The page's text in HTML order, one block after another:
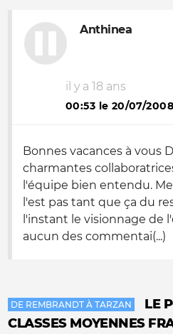
Anthinea
il y a 18 ans
00:53 le 20/07/2008
Bonnes vacances à vous
charmantes
l'équipe bien entendu.
l'est pas tant que ça du
l'instant le visionnage de
aucun des commentai(...)
DE REMBRANDT À TARZAN
LE
CLASSES MOYENNES